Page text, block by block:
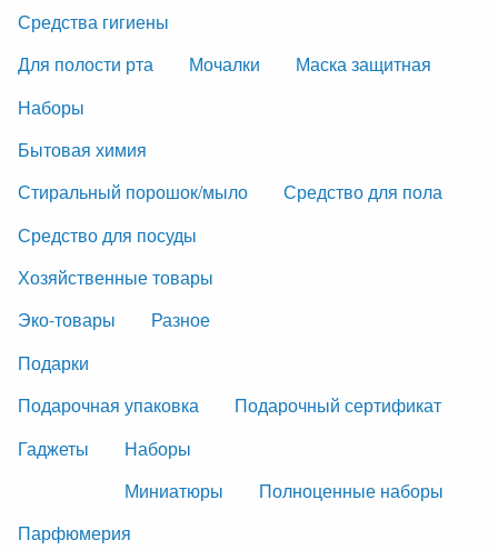
Средства гигиены
Для полости рта
Мочалки
Маска защитная
Наборы
Бытовая химия
Стиральный порошок/мыло
Средство для пола
Средство для посуды
Хозяйственные товары
Эко-товары
Разное
Подарки
Подарочная упаковка
Подарочный сертификат
Гаджеты
Наборы
Миниатюры
Полноценные наборы
Парфюмерия